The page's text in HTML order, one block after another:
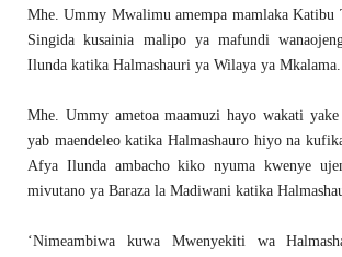
Mhe. Ummy Mwalimu amempa mamlaka Katibu
Singida kusainia malipo ya mafundi
Ilunda katika Halmashauri ya Wilaya ya Mkalama.
Mhe. Ummy ametoa maamuzi hayo wakati
yab maendeleo katika Halmashauro hiyo na
Afya Ilunda ambacho kiko nyuma kwenye
mivutano ya Baraza la Madiwani katika
‘Nimeambiwa kuwa Mwenyekiti wa